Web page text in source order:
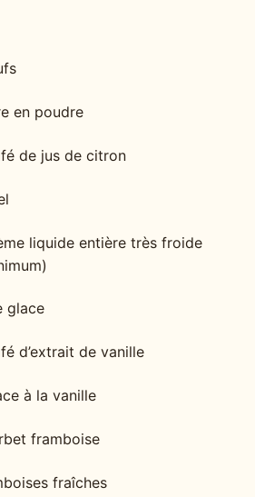
en poudre
de jus de citron
liquide entière très froide
glace
d’extrait de vanille
à la vanille
framboise
fraîches